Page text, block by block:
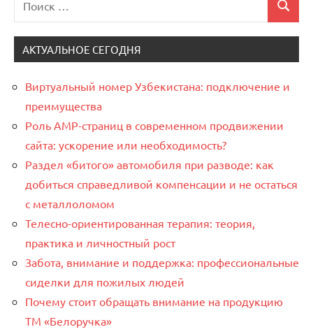
для:
Поиск
АКТУАЛЬНОЕ СЕГОДНЯ
Виртуальный номер Узбекистана: подключение и
преимущества
Роль AMP-страниц в современном продвижении
сайта: ускорение или необходимость?
Раздел «битого» автомобиля при разводе: как
добиться справедливой компенсации и не остаться
с металлоломом
Телесно-ориентированная терапия: теория,
практика и личностный рост
Забота, внимание и поддержка: профессиональные
сиделки для пожилых людей
Почему стоит обращать внимание на продукцию
ТМ «Белоручка»